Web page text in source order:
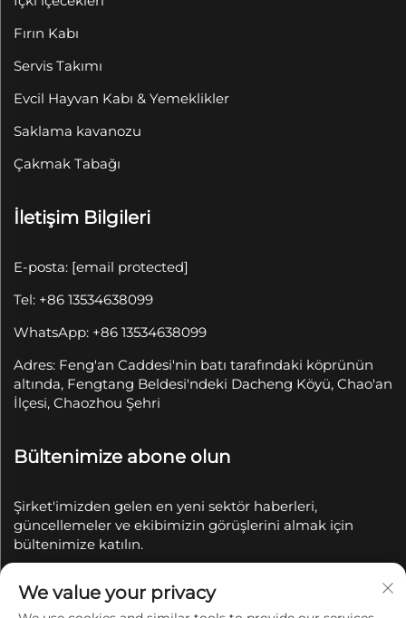
Fırın Kabı
Servis Takımı
Evcil Hayvan Kabı & Yemeklikler
Saklama kavanozu
Çakmak Tabağı
İletişim Bilgileri
E-posta: [email protected]
Tel: +86 13534638099
WhatsApp: +86 13534638099
Adres: Feng'an Caddesi'nin batı tarafındaki köprünün
altında, Fengtang Beldesi'ndeki Dacheng Köyü, Chao'an
İlçesi, Chaozhou Şehri
Bültenimize abone olun
Şirket'imizden gelen en yeni sektör haberleri,
güncellemeler ve ekibimizin görüşlerini almak için
bültenimize katılın.
We value your privacy